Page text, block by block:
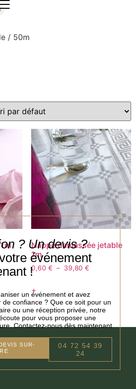
/ 50m
Nappe damassée jetable
1m
0,60 € – 39,80 €
+
? Un devis ?
événement
!
un événement et avez
de confiance ? Que ce soit pour un
ou une réception privée, notre
pour vous proposer une
Contactez-nous dès maintenant
SUR-
04 72 54 39
24